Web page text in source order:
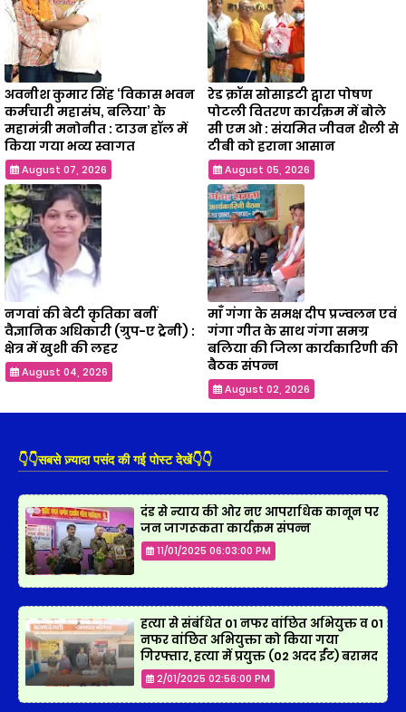
अवनीश कुमार सिंह ‘विकास भवन
कर्मचारी महासंघ, बलिया’ के
महामंत्री मनोनीत : टाउन हॉल में
किया गया भव्य स्वागत
August 07, 2026
रेड क्रॉस सोसाइटी द्वारा पोषण
पोटली वितरण कार्यक्रम में बोले
सी एम ओ : संयमित जीवन शैली से
टीबी को हराना आसान
August 05, 2026
नगवां की बेटी कृतिका बनीं
वैज्ञानिक अधिकारी (ग्रुप-ए ट्रेनी) :
क्षेत्र में खुशी की लहर
August 04, 2026
माँ गंगा के समक्ष दीप प्रज्वलन एवं
गंगा गीत के साथ गंगा समग्र
बलिया की जिला कार्यकारिणी की
बैठक संपन्न
August 02, 2026
👇👇सबसे ज़्यादा पसंद की गई पोस्ट देखें👇👇
दंड से न्याय की ओर नए आपराधिक कानून पर
जन जागरूकता कार्यक्रम संपन्न
11/01/2025 06:03:00 PM
हत्या से संबंधित 01 नफर वांछित अभियुक्त व 01
नफर वांछित अभियुक्ता को किया गया
गिरफ्तार, हत्या में प्रयुक्त (02 अदद ईंट) बरामद
2/01/2025 02:56:00 PM